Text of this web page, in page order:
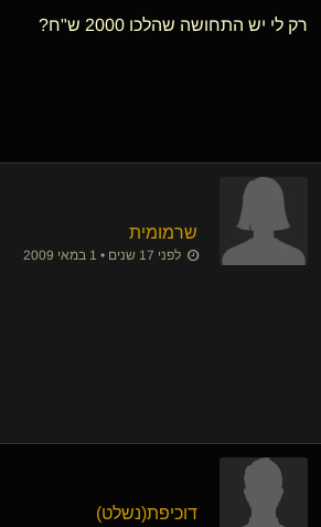
רק לי יש התחושה שהלכו 2000 ש"ח?
שרמומית
לפני 17 שנים • 1 במאי 2009
דוכיפת​(נשלט)